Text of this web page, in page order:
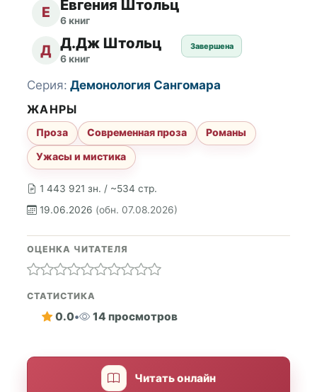
Е Евгения Штольц
6 книг
Д Д.Дж Штольц
6 книг
Завершена
1 443 921 зн. / ~534 стр.
19.06.2026 (обн. 07.08.2026)
Серия: Демонология Сангомара
ЖАНРЫ
Проза Современная проза
Романы
Ужасы и мистика
ОЦЕНКА ЧИТАТЕЛЯ
СТАТИСТИКА
0.0• 14 просмотров
Читать онлайн